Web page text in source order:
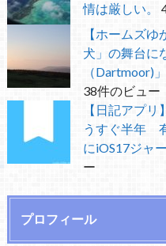
情は厳しい。
【ホームズ
犬」の舞台に
（Dartmoor)
38件のビュー
【日記アプ
うすぐ半年
にiOS17ジャ
ー
プロフィール